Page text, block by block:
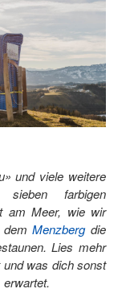
und viele weitere
farbigen
am Meer, wie wir
demMenzbergdie
Lies mehr
was dich sonst